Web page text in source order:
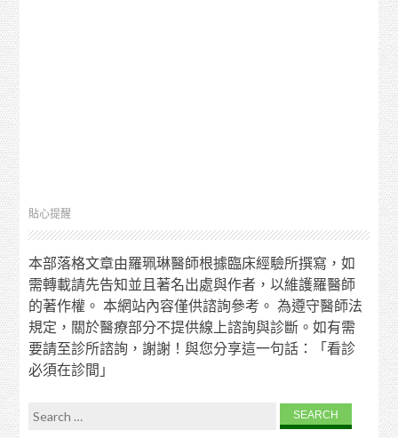
貼心提醒
本部落格文章由羅珮琳醫師根據臨床經驗所撰寫，如
需轉載請先告知並且著名出處與作者，以維護羅醫師
的著作權。 本網站內容僅供諮詢參考。 為遵守醫師法
規定，關於醫療部分不提供線上諮詢與診斷。如有需
要請至診所諮詢，謝謝！與您分享這一句話：「看診
必須在診間」
Search for: